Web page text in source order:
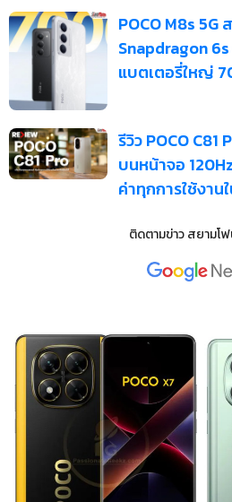
POCO M8s 5G
Snapdragon 6s
แบตเตอรี่ใหญ่
รีวิว POCO
บนหน้าจอ
ค่าทุกการใช้งาน
ติดตามข่าวสยามโ